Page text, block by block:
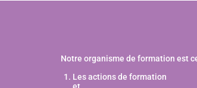
Notre organisme de formation est
Les actions de formation